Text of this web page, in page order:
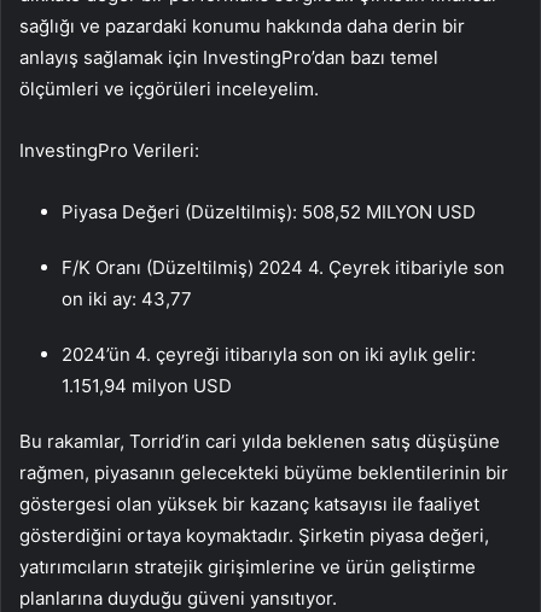
sağlığı ve pazardaki konumu hakkında daha derin bir
anlayış sağlamak için InvestingPro’dan bazı temel
ölçümleri ve içgörüleri inceleyelim.
InvestingPro Verileri:
Piyasa Değeri (Düzeltilmiş): 508,52 MILYON USD
F/K Oranı (Düzeltilmiş) 2024 4. Çeyrek itibariyle son
on iki ay: 43,77
2024’ün 4. çeyreği itibarıyla son on iki aylık gelir:
1.151,94 milyon USD
Bu rakamlar, Torrid’in cari yılda beklenen satış düşüşüne
rağmen, piyasanın gelecekteki büyüme beklentilerinin bir
göstergesi olan yüksek bir kazanç katsayısı ile faaliyet
gösterdiğini ortaya koymaktadır. Şirketin piyasa değeri,
yatırımcıların stratejik girişimlerine ve ürün geliştirme
planlarına duyduğu güveni yansıtıyor.